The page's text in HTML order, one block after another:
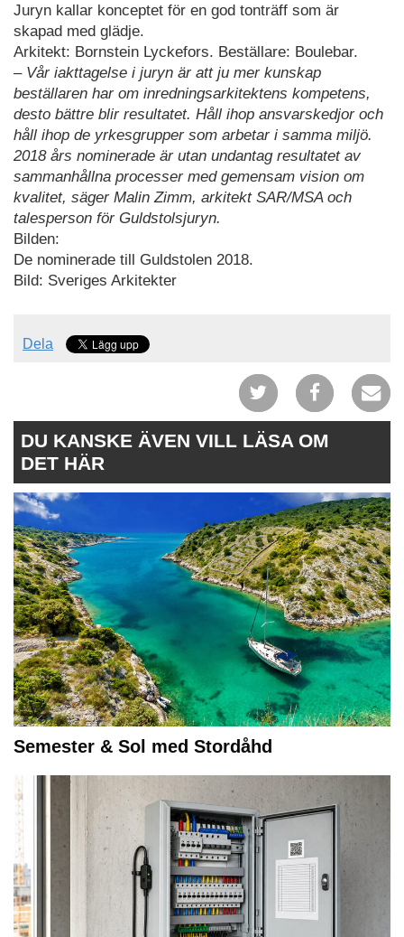
Juryn kallar konceptet för en god tonträff som är
skapad med glädje.
Arkitekt: Bornstein Lyckefors. Beställare: Boulebar.
– Vår iakttagelse i juryn är att ju mer kunskap
beställaren har om inredningsarkitektens kompetens,
desto bättre blir resultatet. Håll ihop ansvarskedjor och
håll ihop de yrkesgrupper som arbetar i samma miljö.
2018 års nominerade är utan undantag resultatet av
sammanhållna processer med gemensam vision om
kvalitet, säger Malin Zimm, arkitekt SAR/MSA och
talesperson för Guldstolsjuryn.
Bilden:
De nominerade till Guldstolen 2018.
Bild: Sveriges Arkitekter
Dela
DU KANSKE ÄVEN VILL LÄSA OM
DET HÄR
Semester & Sol med Stordåhd